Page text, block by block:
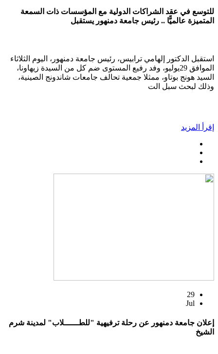
للتوسع في عقد الشراكات الدولية مع المؤسسات ذات السمعة
المتميزة عالميًّا .. رئيس جامعة دمنهور يستقبل
استقبل الدكتور إلهامي ترابيس، رئيس جامعة دمنهور، اليوم الثلاثاء
الموافق 29يوليو، وفد رفيع المستوى ضم كل من السيدة زيهاونا،
السيد هونج بوتاو، ممثلا جمعية تحالف جامعات شاندونج الصينية،
وذلك لبحث سبل الت
إقرأ المزيد
29
Jul
إعلان جامعة دمنهور عن رحلة ترفيهية "للطــــــلاب" لمدينة شرم
الشيخ